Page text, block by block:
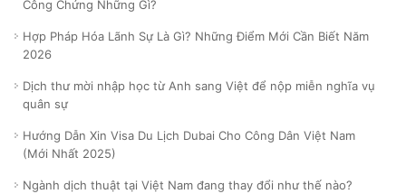
Công Chứng Những Gì?
Hợp Pháp Hóa Lãnh Sự Là Gì? Những Điểm Mới Cần Biết Năm
2026
Dịch thư mời nhập học từ Anh sang Việt để nộp miễn nghĩa vụ
quân sự
Hướng Dẫn Xin Visa Du Lịch Dubai Cho Công Dân Việt Nam
(Mới Nhất 2025)
Ngành dịch thuật tại Việt Nam đang thay đổi như thế nào?